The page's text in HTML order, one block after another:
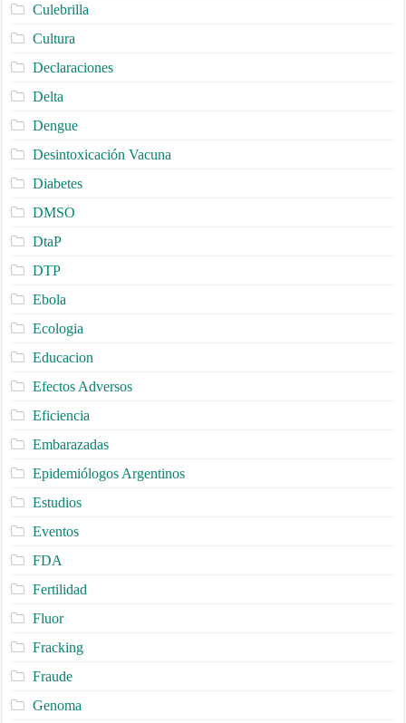
Culebrilla
Cultura
Declaraciones
Delta
Dengue
Desintoxicación Vacuna
Diabetes
DMSO
DtaP
DTP
Ebola
Ecologia
Educacion
Efectos Adversos
Eficiencia
Embarazadas
Epidemiólogos Argentinos
Estudios
Eventos
FDA
Fertilidad
Fluor
Fracking
Fraude
Genoma